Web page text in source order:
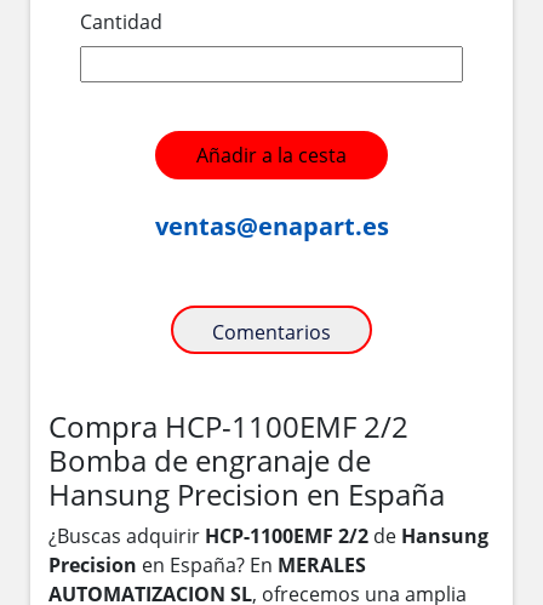
Cantidad
Añadir a la cesta
ventas@enapart.es
Comentarios
Compra HCP-1100EMF 2/2
Bomba de engranaje de
Hansung Precision en España
¿Buscas adquirir HCP-1100EMF 2/2 de Hansung
Precision en España? En MERALES
AUTOMATIZACION SL, ofrecemos una amplia